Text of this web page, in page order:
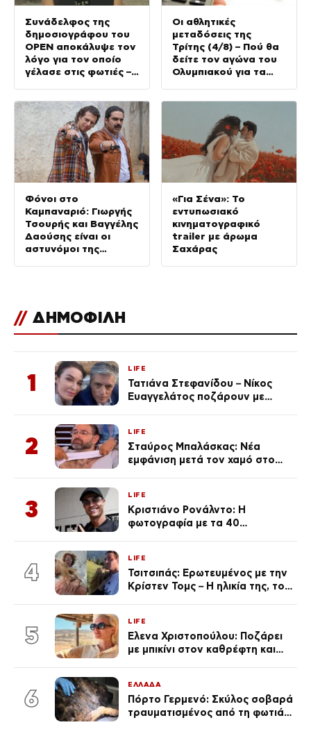
Συνάδελφος της
δημοσιογράφου του
OPEN αποκάλυψε τον
λόγο για τον οποίο
γέλασε στις φωτιές –
Οι αθλητικές
μεταδόσεις της
Τρίτης (4/8) – Πού θα
δείτε τον αγώνα του
Ολυμπιακού για τα
Φόνοι στο
Καμπαναριό: Γιωργής
Τσουρής και Βαγγέλης
Δαούσης είναι οι
αστυνόμοι της
«Για Σένα»: Το
εντυπωσιακό
κινηματογραφικό
trailer με άρωμα
Σαχάρας
// ΔΗΜΟΦΙΛΗ
1
LIFE
Τατιάνα Στεφανίδου – Νίκος
Ευαγγελάτος ποζάρουν με
2
LIFE
Σταύρος Μπαλάσκας: Νέα
εμφάνιση μετά τον χαμό στο
3
LIFE
Κριστιάνο Ρονάλντο: Η
φωτογραφία με τα 40
εκ. likes
4
LIFE
Τσιτσιπάς: Ερωτευμένος με την
Κρίστεν Τομς – Η ηλικία της, το
5
LIFE
Έλενα Χριστοπούλου: Ποζάρει
με μπικίνι στον καθρέφτη και
καθεμία…» (Βίντεο)
6
ΕΛΛΑΔΑ
Πόρτο Γερμενό: Σκύλος σοβαρά
τραυματισμένος από τη φωτιά